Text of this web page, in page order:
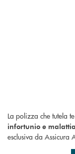
La polizza che tutela
infortunio e malattia
esclusiva da Assicura